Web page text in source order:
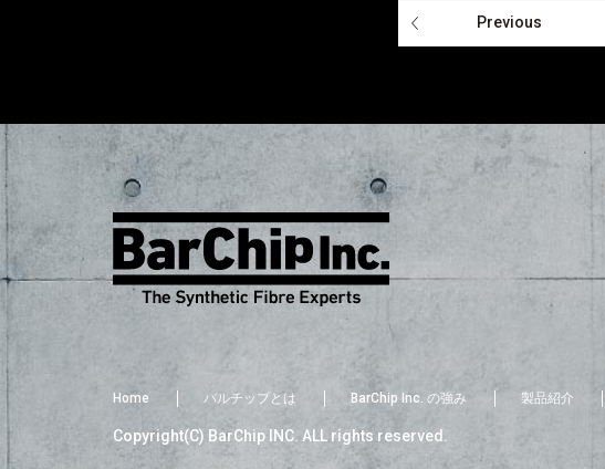
Previous
Home バルチップとは BarChip Inc. の強み 製品紹介
Copyright(C) BarChip INC. ALL rights reserved.